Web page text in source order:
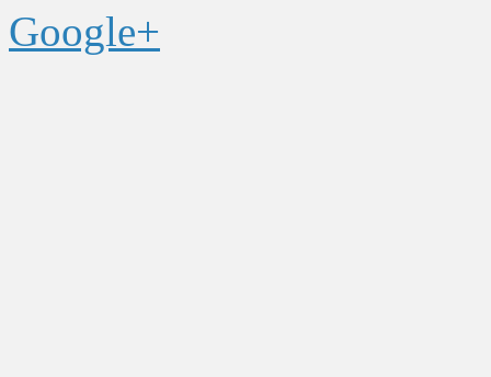
Google+